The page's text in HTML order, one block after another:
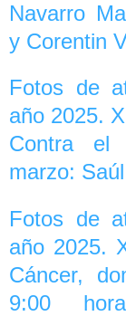
Navarro
y Corentin
Fotos de
año 2025.
Contra el
marzo:
Fotos de
año 2025.
Cáncer,
9:00